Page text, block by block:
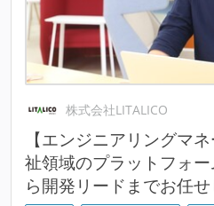
株式会社LITALICO
【エンジニアリングマ
祉領域のプラットフォ
ら開発リードまでお任せ